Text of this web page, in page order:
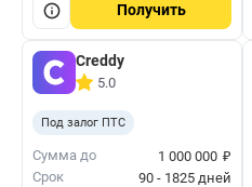
Получить
Creddy
5.0
Под залог ПТС
Сумма до 1 000 000 ₽
Срок
90 - 1825 дней